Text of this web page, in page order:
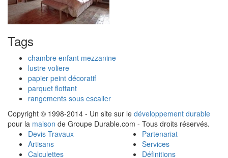
Tags
chambre enfant mezzanine
lustre voliere
papier peint décoratif
parquet flottant
rangements sous escalier
Copyright © 1998-2014 - Un site sur le développement durable
pour la maison de Groupe Durable.com - Tous droits réservés.
Devis Travaux
Artisans
Calculettes
Partenariat
Services
Définitions